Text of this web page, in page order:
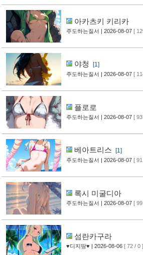
아카츠키 키리카
주도하는질서 | 2026-08-07 [
야청 [1]
주도하는질서 | 2026-08-07 [
플로로
주도하는질서 | 2026-08-07 [
베아트리스 [1]
주도하는질서 | 2026-08-07 [
록시 미굴디아
주도하는질서 | 2026-08-07 [
섬란카구라
♥디지땅♥ | 2026-08-06 [ 72 / 0 ]